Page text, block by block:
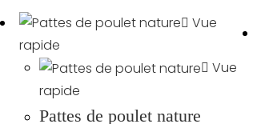
19.80€
à
Vue
rapide
Vue
rapide
Pattes de poulet nature